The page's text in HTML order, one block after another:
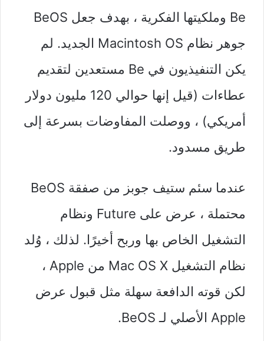
Be وملكيتها الفكرية ، بهدف جعل BeOS
جوهر نظام Macintosh OS الجديد. لم
يكن التنفيذيون في Be مستعدين لتقديم
عطاءات (قيل إنها حوالي 120 مليون دولار
أمريكي) ، ووصلت المفاوضات بسرعة إلى
طريق مسدود.
عندما سئم ستيف جوبز من صفقة BeOS
محتملة ، عرض على Future ونظام
التشغيل الخاص بها وربح أخيرًا. لذلك ، وُلد
نظام التشغيل Mac OS X من Apple ،
لكن قوته الدافعة سهلة مثل قبول عرض
Apple الأصلي لـ BeOS.